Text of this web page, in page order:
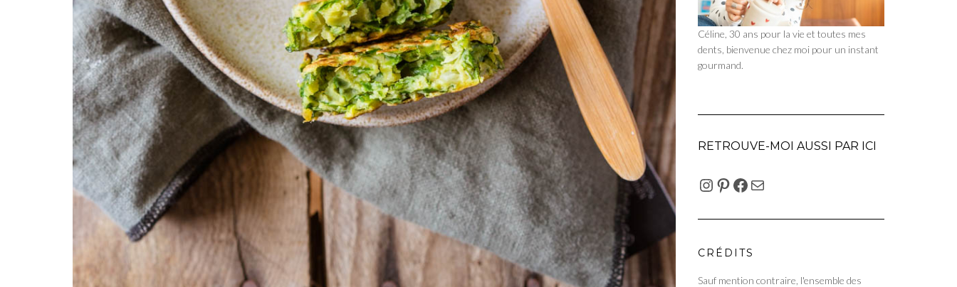
Céline, 30 ans pour la vie et toutes mes
dents, bienvenue chez moi pour un instant
gourmand.
RETROUVE-MOI AUSSI PAR ICI
INSTAGRAM
PINTEREST
FACEBOOK
E-MAIL
CRÉDITS
Sauf mention contraire, l'ensemble des